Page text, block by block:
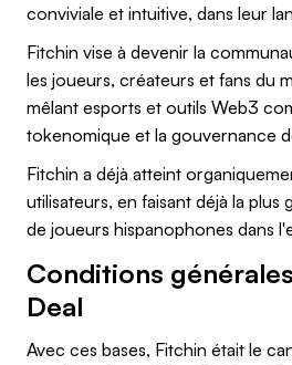
conviviale et intuitive, dans leur
Fitchin vise à devenir la
les joueurs, créateurs et fans du
mêlant esports et outils Web3
tokenomique et la gouvernance
Fitchin a déjà atteint
utilisateurs, en faisant déjà la plus
de joueurs hispanophones dans
Conditions
Deal
Avec ces bases, Fitchin était le